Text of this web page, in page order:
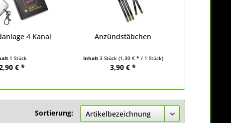
4 Kanal
1 Stück
€ *
Anzündstäbchen
Inhalt 3 Stück (1,30 € * / 1 Stück)
3,90 € *
Sortierung: